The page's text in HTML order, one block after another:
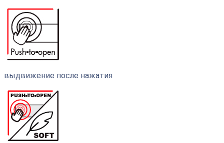
выдвижение после нажатия